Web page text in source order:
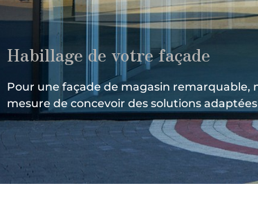
Habillage de votre façade
Pour une façade de magasin remarquable,
mesure de concevoir des solutions